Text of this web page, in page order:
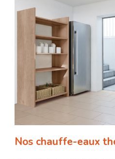
Nos chauffe-eaux